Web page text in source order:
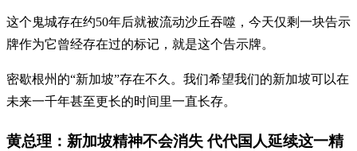
这个鬼城存在约50年后就被流动沙丘吞噬，今天仅剩一块告示
牌作为它曾经存在过的标记，就是这个告示牌。
密歇根州的“新加坡”存在不久。我们希望我们的新加坡可以在
未来一千年甚至更长的时间里一直长存。
黄总理：新加坡精神不会消失 代代国人延续这一精